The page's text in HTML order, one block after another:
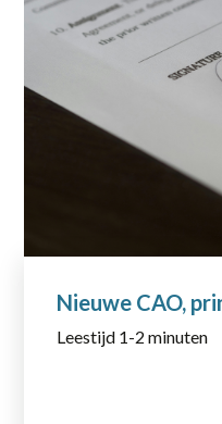
Nieuwe CAO,
Leestijd 1-2 minuten